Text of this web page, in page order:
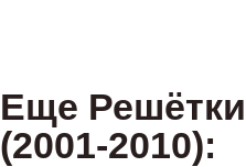
Еще
(2001-2010):